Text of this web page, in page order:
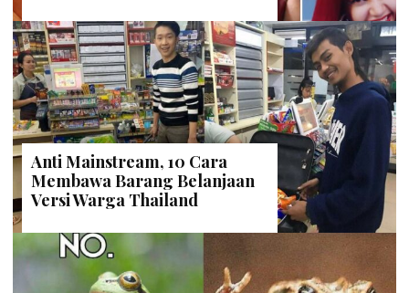
Anti Mainstream, 10 Cara
Membawa Barang Belanjaan
Versi Warga Thailand